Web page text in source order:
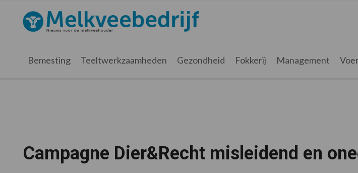
hoofdnavigatie
hoofd
eerste
voettekst
Melkveebedrijf.nl
Bemesting Teeltwerkzaamheden Gezondheid Fokkerij Management
Campagne Dier&Recht misleidend en